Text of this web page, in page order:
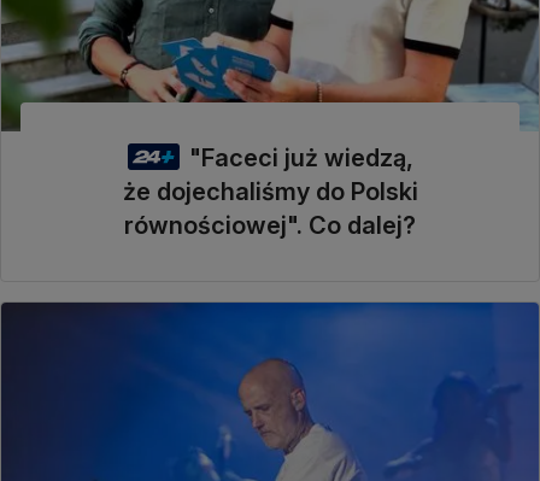
"Faceci już wiedzą,
że dojechaliśmy do Polski
równościowej". Co dalej?